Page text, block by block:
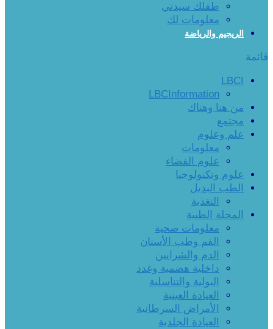
طفلك سيدتي
معلومات لك
الريجيم والرياضة
قائمة
LBCI
LBCInformation
من هنا وهناك
مجتمع
علم وعلوم
معلومات
علوم الفضاء
علوم وتكنولوجيا
الطب البديل
التغذية
المجلة الطبية
معلومات صحية
الفم وطب الأسنان
الدم والشرايين
داخلية هضمية وغدد
البولية والتناسلية
العيادة العينية
الأمراض السرطانية
العيادة الجلدية